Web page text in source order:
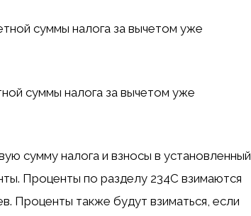
суммы налога за вычетом уже
суммы налога за вычетом уже
сумму налога и взносы в установленный
Проценты по разделу 234C взимаются
Проценты также будут взиматься, если